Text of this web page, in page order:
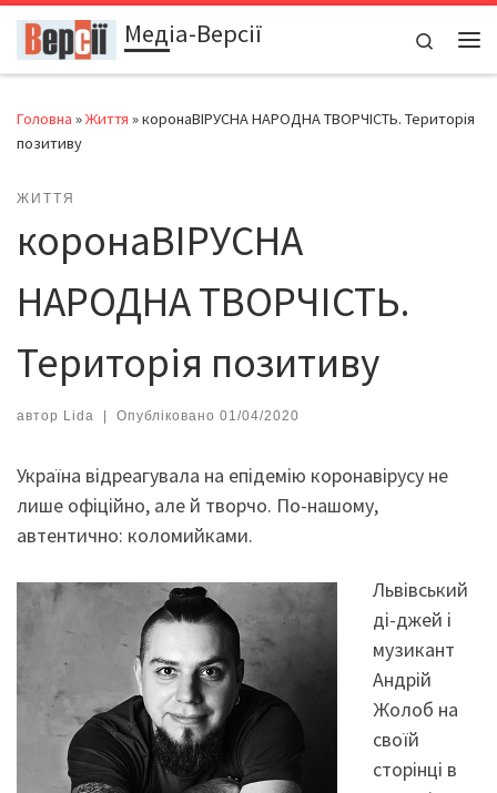
Перейти до вмістуМедіа-Версії
Search
Головна »Життя »коронаВІРУСНА НАРОДНА ТВОРЧІСТЬ. Територія
позитиву
ЖИТТЯ
коронаВІРУСНА
НАРОДНА ТВОРЧІСТЬ.
Територія позитиву
автор Lida | Опубліковано 01/04/2020
Україна відреагувала на епідемію коронавірусу не
лише офіційно, але й творчо. По-нашому,
автентично: коломийками.
Львівський
ді-джей і
музикант
Андрій
Жолоб на
своїй
сторінці в